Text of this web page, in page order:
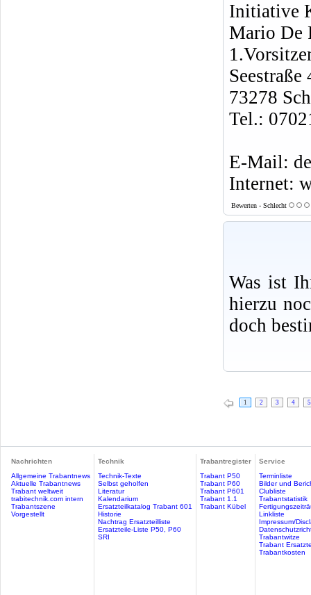
Initiative
Mario De
Seestraße
73278
Tel.:
E-Mail:
Internet:
Bewerten - Schlecht
Was ist
hierzu
doch
1 2 3 4 5
Nachrichten
Allgemeine Trabantnews
Aktuelle Trabantnews
Trabant weltweit
trabitechnik.com intern
Trabantszene
Vorgestellt
Technik
Technik-Texte
Selbst geholfen
Literatur
Kalendarium
Ersatzteilkatalog Trabant 601
Historie
Nachtrag Ersatzteilliste
Ersatzteile-Liste P50, P60
SRI
Trabantregister
Trabant P50
Trabant P60
Trabant P601
Trabant 1.1
Trabant Kübel
Service
Terminliste
Bilder und
Clubliste
Trabantstatistik
Linkliste
Impressum/
Trabantwitze
Trabant
Trabantkosten